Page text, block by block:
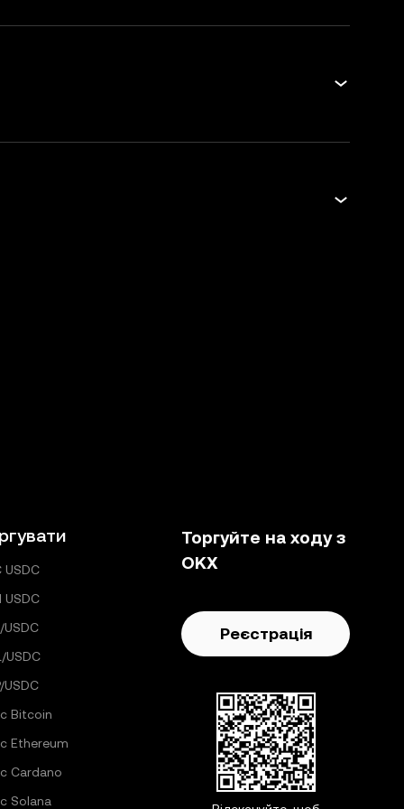
USDC
USDC
USDC
USDC
USDC
Bitcoin
Ethereum
Cardano
Solana
Торгуйте на ходу з
OKX
Реєстрація